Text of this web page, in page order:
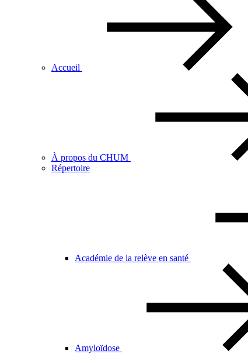
Accueil
À propos du CHUM
Répertoire
Académie de la relève en santé
Amyloïdose